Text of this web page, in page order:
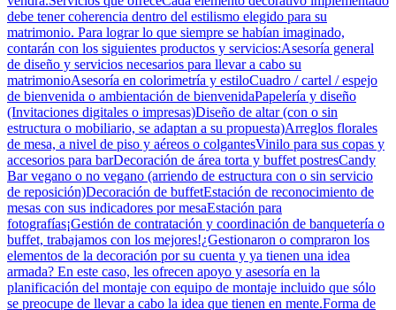
debe tener coherencia dentro del estilismo elegido para su
matrimonio. Para lograr lo que siempre se habían imaginado,
contarán con los siguientes productos y servicios:Asesoría general
de diseño y servicios necesarios para llevar a cabo su
matrimonioAsesoría en colorimetría y estiloCuadro / cartel / espejo
de bienvenida o ambientación de bienvenidaPapelería y diseño
(Invitaciones digitales o impresas)Diseño de altar (con o sin
estructura o mobiliario, se adaptan a su propuesta)Arreglos florales
de mesa, a nivel de piso y aéreos o colgantesVinilo para sus copas y
accesorios para barDecoración de área torta y buffet postresCandy
Bar vegano o no vegano (arriendo de estructura con o sin servicio
de reposición)Decoración de buffetEstación de reconocimiento de
mesas con sus indicadores por mesaEstación para
fotografías¡Gestión de contratación y coordinación de banquetería o
buffet, trabajamos con los mejores!¿Gestionaron o compraron los
elementos de la decoración por su cuenta y ya tienen una idea
armada? En este caso, les ofrecen apoyo y asesoría en la
planificación del montaje con equipo de montaje incluido que sólo
se preocupe de llevar a cabo la idea que tienen en mente.Forma de